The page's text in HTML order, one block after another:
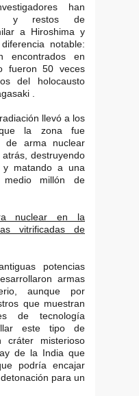
han
y restos de
a Hiroshima y
notable:
encontrados en
fueron 50 veces
del holocausto
.
llevó a los
la zona fue
de arma nuclear
destruyendo
matando a una
medio millón de
nuclear en la
vitrificadas de
potencias
armas
aunque por
que muestran
de tecnología
este tipo de
cráter misterioso
de la India que
podría encajar
para un